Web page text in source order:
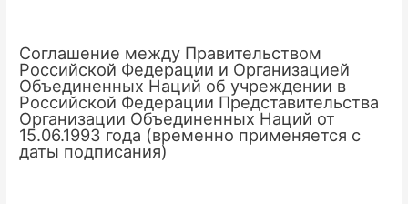
Соглашение между Правительством
Российской Федерации и Организацией
Объединенных Наций об учреждении в
Российской Федерации Представительства
Организации Объединенных Наций от
15.06.1993 года (временно применяется с
даты подписания)